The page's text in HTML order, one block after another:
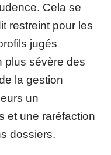
Cela se
restreint pour les
jugés
plus sévère des
la gestion
un
et une raréfaction
dossiers.